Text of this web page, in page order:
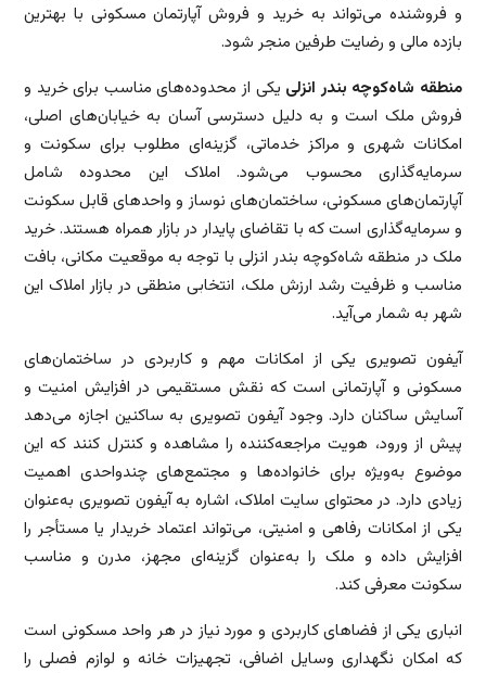
و فروشنده می‌تواند به خرید و فروش آپارتمان مسکونی با بهترین
بازده مالی و رضایت طرفین منجر شود.
منطقه شاه‌کوچه بندر انزلی یکی از محدوده‌های مناسب برای خرید و
فروش ملک است و به دلیل دسترسی آسان به خیابان‌های اصلی،
امکانات شهری و مراکز خدماتی، گزینه‌ای مطلوب برای سکونت و
سرمایه‌گذاری محسوب می‌شود. املاک این محدوده شامل
آپارتمان‌های مسکونی، ساختمان‌های نوساز و واحدهای قابل سکونت
و سرمایه‌گذاری است که با تقاضای پایدار در بازار همراه هستند. خرید
ملک در منطقه شاه‌کوچه بندر انزلی با توجه به موقعیت مکانی، بافت
مناسب و ظرفیت رشد ارزش ملک، انتخابی منطقی در بازار املاک این
شهر به شمار می‌آید.
آیفون تصویری یکی از امکانات مهم و کاربردی در ساختمان‌های
مسکونی و آپارتمانی است که نقش مستقیمی در افزایش امنیت و
آسایش ساکنان دارد. وجود آیفون تصویری به ساکنین اجازه می‌دهد
پیش از ورود، هویت مراجعه‌کننده را مشاهده و کنترل کنند که این
موضوع به‌ویژه برای خانواده‌ها و مجتمع‌های چندواحدی اهمیت
زیادی دارد. در محتوای سایت املاک، اشاره به آیفون تصویری به‌عنوان
یکی از امکانات رفاهی و امنیتی، می‌تواند اعتماد خریدار یا مستأجر را
افزایش داده و ملک را به‌عنوان گزینه‌ای مجهز، مدرن و مناسب
سکونت معرفی کند.
انباری یکی از فضاهای کاربردی و مورد نیاز در هر واحد مسکونی است
که امکان نگهداری وسایل اضافی، تجهیزات خانه و لوازم فصلی را